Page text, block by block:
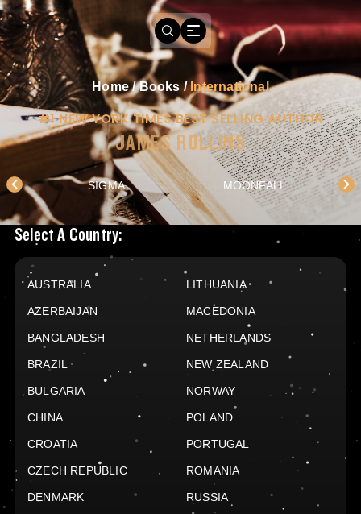
Home/Books/International
#1 NEW YORK TIMES BEST SELLING AUTHOR
JAMES ROLLINS
SIGMA MOONFALL
Books Available In
Select A Country:
AUSTRALIA
AZERBAIJAN
BANGLADESH
BRAZIL
BULGARIA
CHINA
CROATIA
CZECH REPUBLIC
DENMARK
LITHUANIA
MACEDONIA
NETHERLANDS
NEW ZEALAND
NORWAY
POLAND
PORTUGAL
ROMANIA
RUSSIA